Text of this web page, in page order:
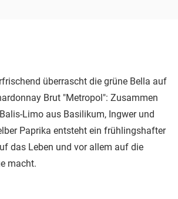
überrascht die grüne Bella auf
Brut "Metropol": Zusammen
Limo aus Basilikum, Ingwer und
Paprika entsteht ein frühlingshafter
das Leben und vor allem auf die
macht.